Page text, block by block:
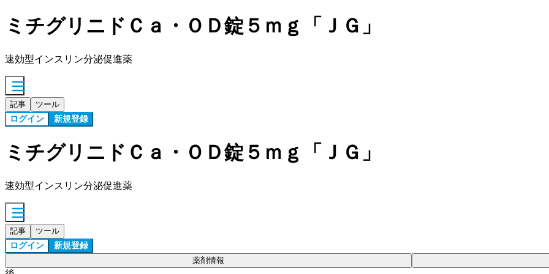
ミチグリニドＣａ・ＯＤ錠５ｍｇ「ＪＧ」
速効型インスリン分泌促進薬
記事 ツール
ログイン 新規登録
ミチグリニドＣａ・ＯＤ錠５ｍｇ「ＪＧ」
速効型インスリン分泌促進薬
記事 ツール
ログイン 新規登録
薬剤情報